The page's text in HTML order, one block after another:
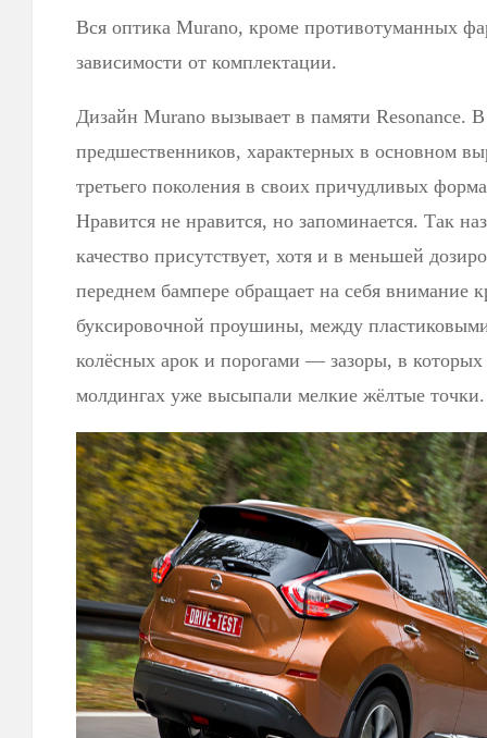
Вся оптика Murano, кроме противотуманных
зависимости от комплектации.
Дизайн Murano вызывает в памяти Resonance.
предшественников, характерных в основном
третьего поколения в своих причудливых
Нравится не нравится, но запоминается. Так
качество присутствует, хотя и в меньшей
переднем бампере обращает на себя внимание
буксировочной проушины, между
колёсных арок и порогами — зазоры, в
молдингах уже высыпали мелкие жёлтые точки.